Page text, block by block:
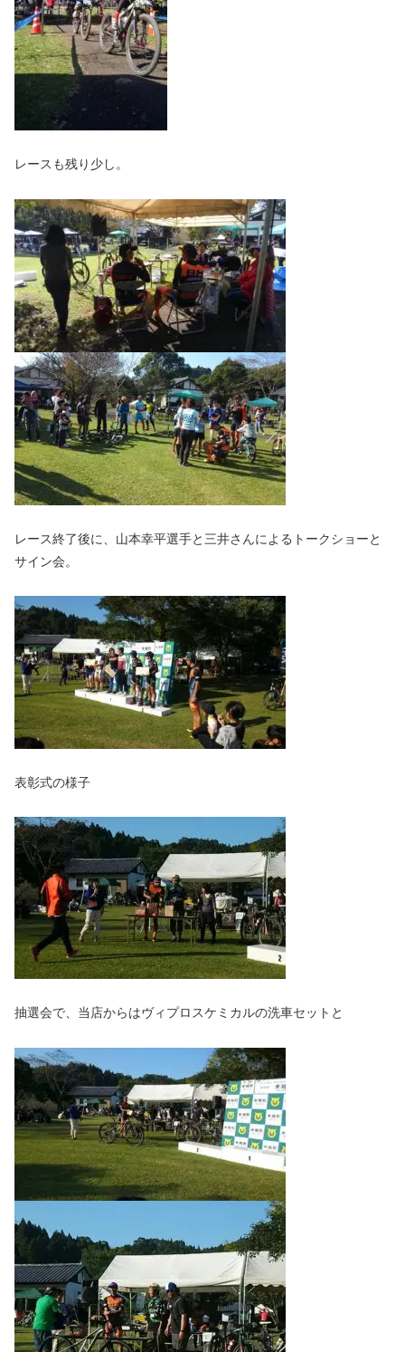
レースも残り少し。
レース終了後に、山本幸平選手と三井さんによるトークショーと
サイン会。
表彰式の様子
抽選会で、当店からはヴィプロスケミカルの洗車セットと